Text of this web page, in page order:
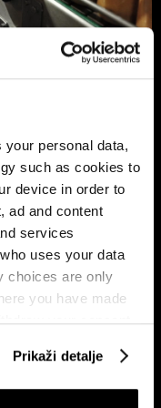
your personal data,
such as cookies to
device in order to
ad and content
services
uses your data
choices are only
you have made
your consent
Prikaži detalje
dobit za 12,3
sastanku FIA-e i
gdje je istaknuto da
rasta.
Federaciji, čak 98,6
90 posto